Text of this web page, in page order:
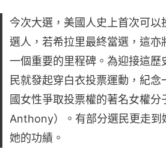
今次大選，美國人史上首次可以
選人，若希拉里最終當選，這亦
一個重要的里程碑。為迎接這歷
民就發起穿白衣投票運動，紀念
國女性爭取投票權的著名女權分
Anthony）。有部分選民更走到
她的功績。